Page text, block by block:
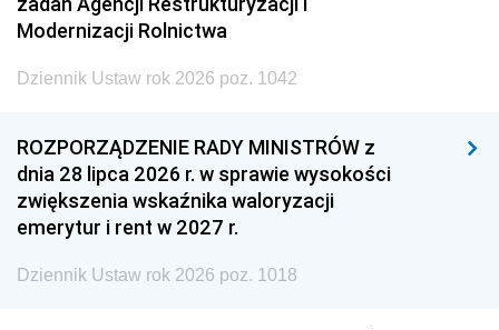
Modernizacji Rolnictwa
Dziennik Ustaw rok 2026 poz. 1042
ROZPORZĄDZENIE RADY MINISTRÓW z
dnia 28 lipca 2026 r. w sprawie wysokości
zwiększenia wskaźnika waloryzacji
emerytur i rent w 2027 r.
Dziennik Ustaw rok 2026 poz. 1018